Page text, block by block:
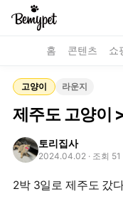
홈 콘텐츠 쇼
고양이 라운지
제주도 고양이
토리집사
2024.04.02 · 조회 51
2박 3일로 제주도 갔